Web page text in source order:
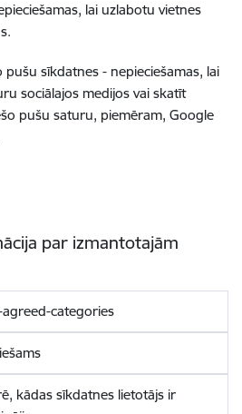
lai uzlabotu vietnes
sīkdatnes - nepieciešamas, lai
sociālajos medijos vai skatīt
pušu saturu, piemēram, Google
par izmantotajām
categories
kādas sīkdatnes lietotājs ir